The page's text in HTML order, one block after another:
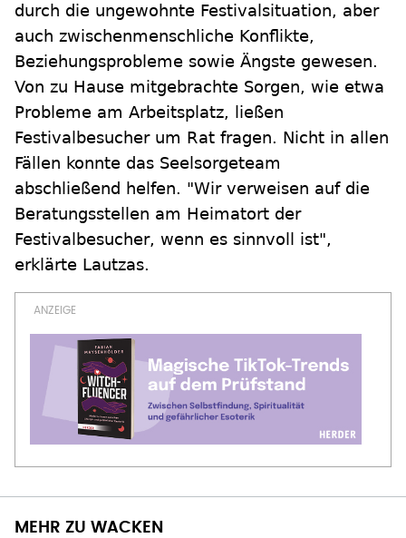
durch die ungewohnte Festivalsituation, aber
auch zwischenmenschliche Konflikte,
Beziehungsprobleme sowie Ängste gewesen.
Von zu Hause mitgebrachte Sorgen, wie etwa
Probleme am Arbeitsplatz, ließen
Festivalbesucher um Rat fragen. Nicht in allen
Fällen konnte das Seelsorgeteam
abschließend helfen. "Wir verweisen auf die
Beratungsstellen am Heimatort der
Festivalbesucher, wenn es sinnvoll ist",
erklärte Lautzas.
MEHR ZU WACKEN